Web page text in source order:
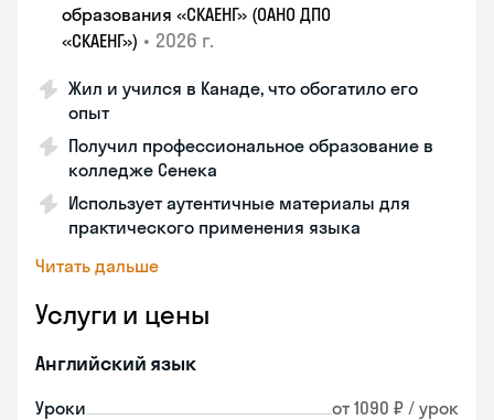
образования «СКАЕНГ» (ОАНО ДПО
«СКАЕНГ») • 2026 г.
Жил и учился в Канаде, что обогатило его
опыт
Получил профессиональное образование в
колледже Сенека
Использует аутентичные материалы для
практического применения языка
Читать дальше
Услуги и цены
Английский язык
Уроки от 1090 ₽ / урок